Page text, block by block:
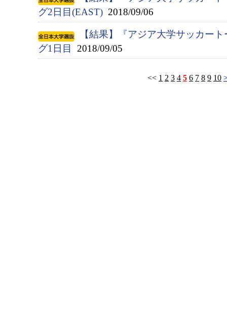
グ2日目(EAST) 2018/09/06
【結果】『アジア大学サッカー
グ1日目
2018/09/05
<< 1 2 3 4 5 6 7 8 9 10